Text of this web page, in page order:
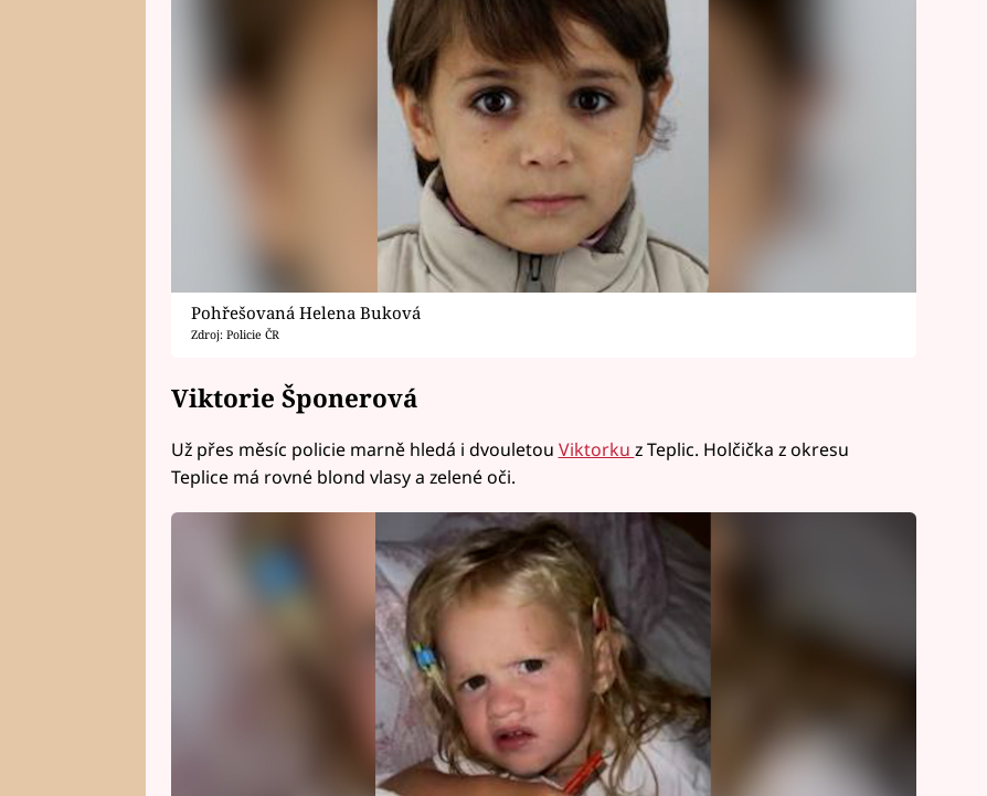
Pohřešovaná Helena Buková
Zdroj: Policie ČR
Viktorie Šponerová
Už přes měsíc policie marně hledá i dvouletou Viktorku z Teplic. Holčička z okresu
Teplice má rovné blond vlasy a zelené oči.